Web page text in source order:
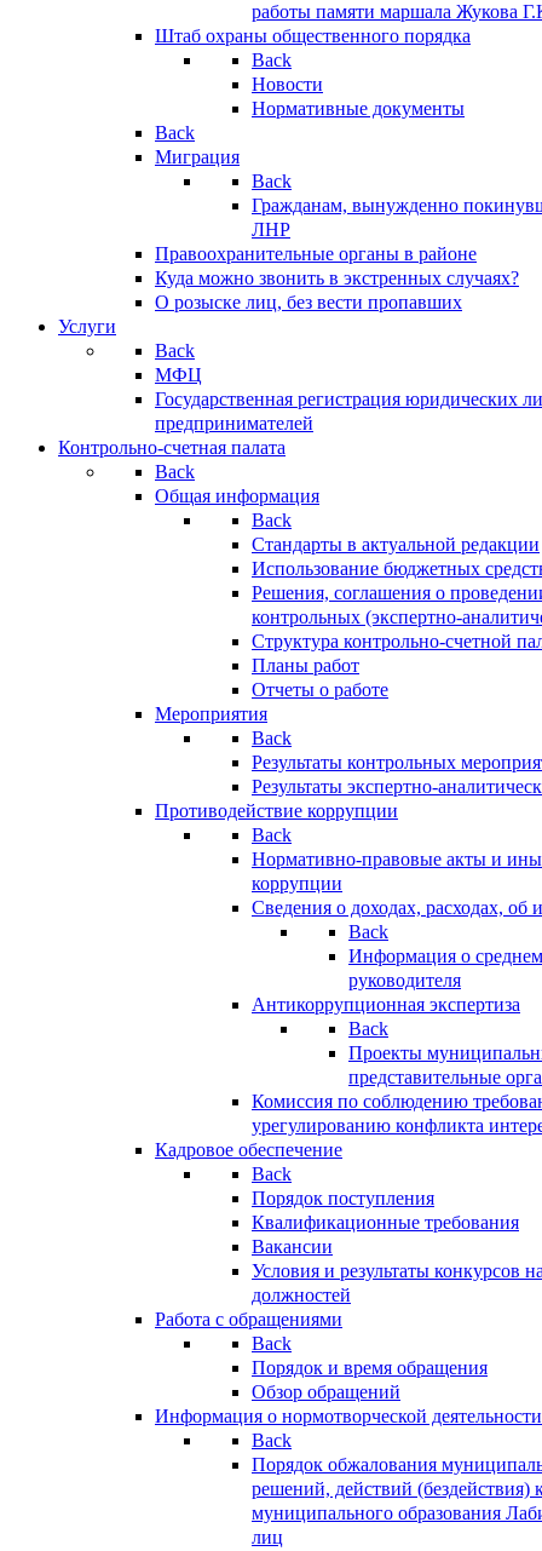
работы памяти маршала Жукова
Штаб охраны общественного порядка
Back
Новости
Нормативные документы
Back
Миграция
Back
Гражданам, вынужденно
ЛНР
Правоохранительные органы в районе
Куда можно звонить в экстренных случаях?
О розыске лиц, без вести пропавших
Услуги
Back
МФЦ
Государственная регистрация юридических
предпринимателей
Контрольно-счетная палата
Back
Общая информация
Back
Стандарты в актуальной редакции
Использование бюджетных
Решения, соглашения о
контрольных (экспертно-
Структура контрольно-счетной
Планы работ
Отчеты о работе
Мероприятия
Back
Результаты контрольных
Результаты экспертно-
Противодействие коррупции
Back
Нормативно-правовые акты и
коррупции
Сведения о доходах, расходах, об
Back
Информация о
руководителя
Антикоррупционная экспертиза
Back
Проекты
представительные
Комиссия по соблюдению
урегулированию конфликта
Кадровое обеспечение
Back
Порядок поступления
Квалификационные требования
Вакансии
Условия и результаты конкурсов
должностей
Работа с обращениями
Back
Порядок и время обращения
Обзор обращений
Информация о нормотворческой деятельности
Back
Порядок обжалования
решений, действий (бездействия)
муниципального образования
лиц